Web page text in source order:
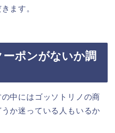
ます。
ポンがないか調
中にはゴッソトリノの商
か迷っている人もいるか